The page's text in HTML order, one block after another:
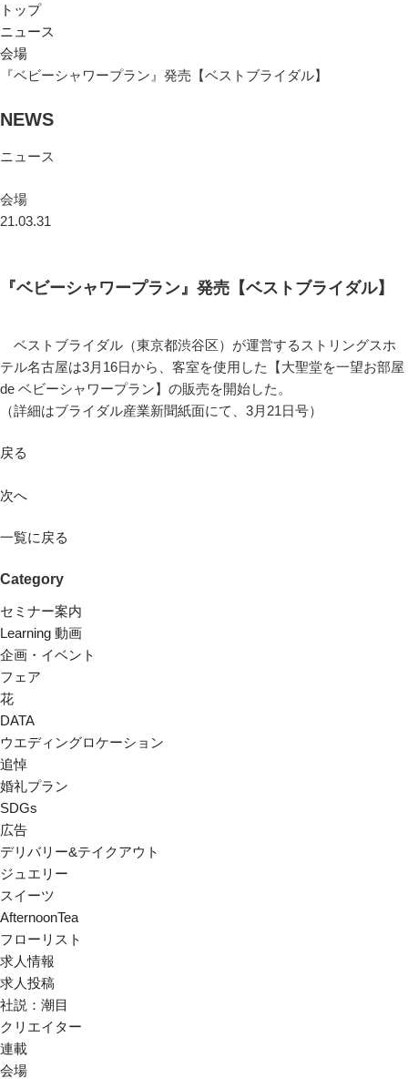
トップ
ニュース
会場
『ベビーシャワープラン』発売【ベストブライダル】
NEWS
ニュース
会場
21.03.31
『ベビーシャワープラン』発売【ベストブライダル】
ベストブライダル（東京都渋谷区）が運営するストリングスホ
テル名古屋は3月16日から、客室を使用した【大聖堂を一望お部屋
de ベビーシャワープラン】の販売を開始した。
（詳細はブライダル産業新聞紙面にて、3月21日号）
戻る
次へ
一覧に戻る
Category
セミナー案内
Learning 動画
企画・イベント
フェア
花
DATA
ウエディングロケーション
追悼
婚礼プラン
SDGs
広告
デリバリー&テイクアウト
ジュエリー
スイーツ
AfternoonTea
フローリスト
求人情報
求人投稿
社説：潮目
クリエイター
連載
会場